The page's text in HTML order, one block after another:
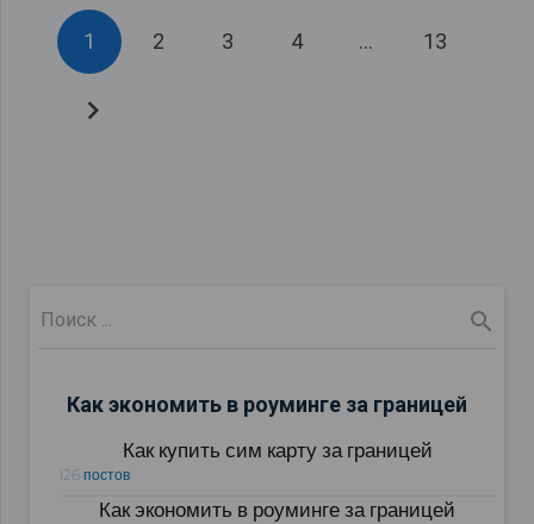
1 2 3 4 … 13
Как экономить в роуминге за границей
Как купить сим карту за границей
126 постов
Как экономить в роуминге за границей